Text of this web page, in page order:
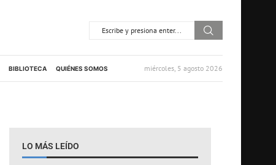
BIBLIOTECA QUIÉNES SOMOS miércoles, 5 agosto 2026
LO MÁS LEÍDO